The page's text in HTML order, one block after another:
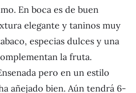
En boca es de buen
elegante y taninos muy
especias dulces y una
la fruta.
pero en un estilo
añejado bien. Aún tendrá 6-